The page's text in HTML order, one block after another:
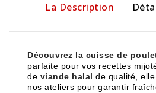
La Description
Découvrez la cuisse de
parfaite pour vos recettes
de viande halal de qualité,
nos ateliers pour garantir